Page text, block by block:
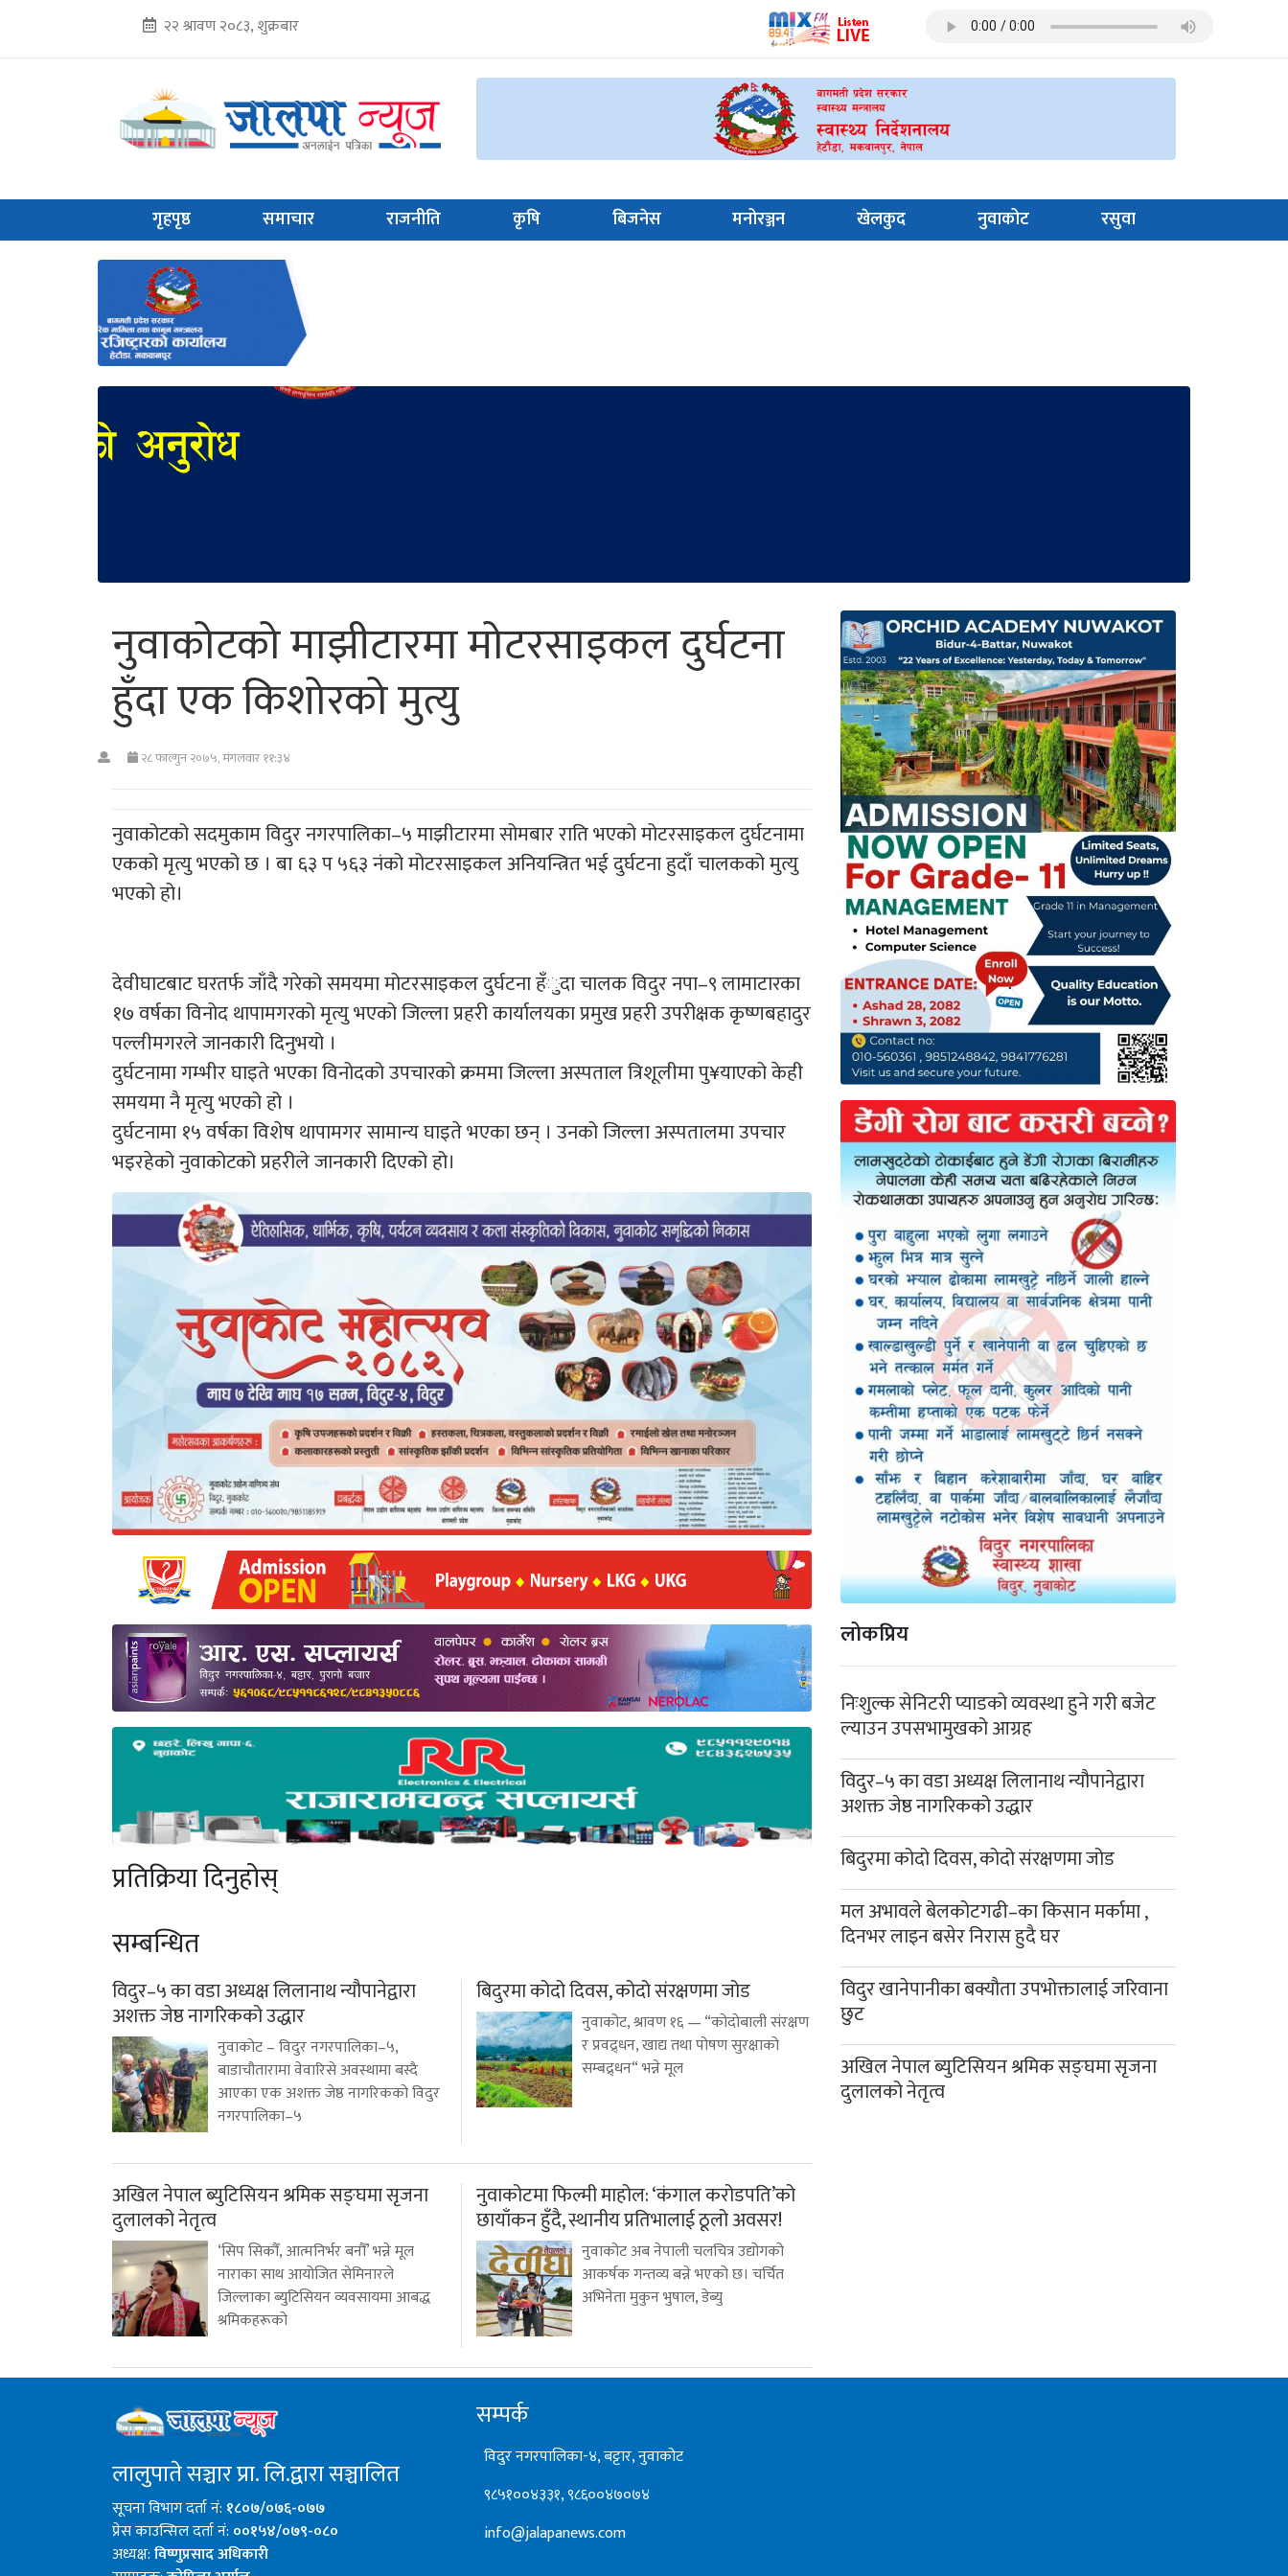
२२ श्रावण २०८३, शुक्रबार
गृहपृष्ठ समाचार राजनीति कृषि बिजनेस मनोरञ्जन खेलकुद नुवाकोट रसुवा
नुवाकोटको माझीटारमा मोटरसाइकल दुर्घटना
हुँदा एक किशोरको मुत्यु
२८ फाल्गुन २०७५, मंगलवार ११:३४
नुवाकोटको सदमुकाम विदुर नगरपालिका–५ माझीटारमा सोमबार राति भएको मोटरसाइकल दुर्घटनामा
एकको मृत्यु भएको छ । बा ६३ प ५६३ नंको मोटरसाइकल अनियन्त्रित भई दुर्घटना हुदाँ चालकको मुत्यु
भएको हो।
देवीघाटबाट घरतर्फ जाँदै गरेको समयमा मोटरसाइकल दुर्घटना हँुदा चालक विदुर नपा–९ लामाटारका
१७ वर्षका विनोद थापामगरको मृत्यु भएको जिल्ला प्रहरी कार्यालयका प्रमुख प्रहरी उपरीक्षक कृष्णबहादुर
पल्लीमगरले जानकारी दिनुभयो ।
दुर्घटनामा गम्भीर घाइते भएका विनोदको उपचारको क्रममा जिल्ला अस्पताल त्रिशूलीमा पु¥याएको केही
समयमा नै मृत्यु भएको हो ।
दुर्घटनामा १५ वर्षका विशेष थापामगर सामान्य घाइते भएका छन् । उनको जिल्ला अस्पतालमा उपचार
भइरहेको नुवाकोटको प्रहरीले जानकारी दिएको हो।
प्रतिक्रिया दिनुहोस्
सम्बन्धित
विदुर–५ का वडा अध्यक्ष लिलानाथ न्यौपानेद्वारा
अशक्त जेष्ठ नागरिकको उद्धार
नुवाकोट – विदुर नगरपालिका–५,
बाडाचौतारामा वेवारिसे अवस्थामा बस्दै
आएका एक अशक्त जेष्ठ नागरिकको विदुर
नगरपालिका–५
बिदुरमा कोदो दिवस, कोदो संरक्षणमा जोड
नुवाकोट, श्रावण १६ — “कोदोबाली संरक्षण
र प्रवद्र्धन, खाद्य तथा पोषण सुरक्षाको
सम्बद्र्धन“ भन्ने मूल
अखिल नेपाल ब्युटिसियन श्रमिक सङ्घमा सृजना
दुलालको नेतृत्व
‘सिप सिकौँ, आत्मनिर्भर बनौँ’ भन्ने मूल
नाराका साथ आयोजित सेमिनारले
जिल्लाका ब्युटिसियन व्यवसायमा आबद्ध
श्रमिकहरूको
नुवाकोटमा फिल्मी माहोल: ‘कंगाल करोडपति’को
छायाँकन हुँदै, स्थानीय प्रतिभालाई ठूलो अवसर!
नुवाकोट अब नेपाली चलचित्र उद्योगको
आकर्षक गन्तव्य बन्ने भएको छ। चर्चित
अभिनेता मुकुन भुषाल, डेब्यु
लोकप्रिय
निःशुल्क सेनिटरी प्याडको व्यवस्था हुने गरी बजेट
ल्याउन उपसभामुखको आग्रह
विदुर–५ का वडा अध्यक्ष लिलानाथ न्यौपानेद्वारा
अशक्त जेष्ठ नागरिकको उद्धार
बिदुरमा कोदो दिवस, कोदो संरक्षणमा जोड
मल अभावले बेलकोटगढी–का किसान मर्कामा ,
दिनभर लाइन बसेर निरास हुदै घर
विदुर खानेपानीका बक्यौता उपभोक्तालाई जरिवाना
छुट
अखिल नेपाल ब्युटिसियन श्रमिक सङ्घमा सृजना
दुलालको नेतृत्व
लालुपाते सञ्चार प्रा. लि.द्वारा सञ्चालित
सूचना विभाग दर्ता नं: १८०७/०७६-०७७
प्रेस काउन्सिल दर्ता नं: ००१५४/०७९-०८०
अध्यक्ष:विष्णुप्रसाद अधिकारी
सम्पर्क
विदुर नगरपालिका-४, बट्टार, नुवाकोट
९८५१००४३३१, ९८६००४७०७४
info@jalapanews.com